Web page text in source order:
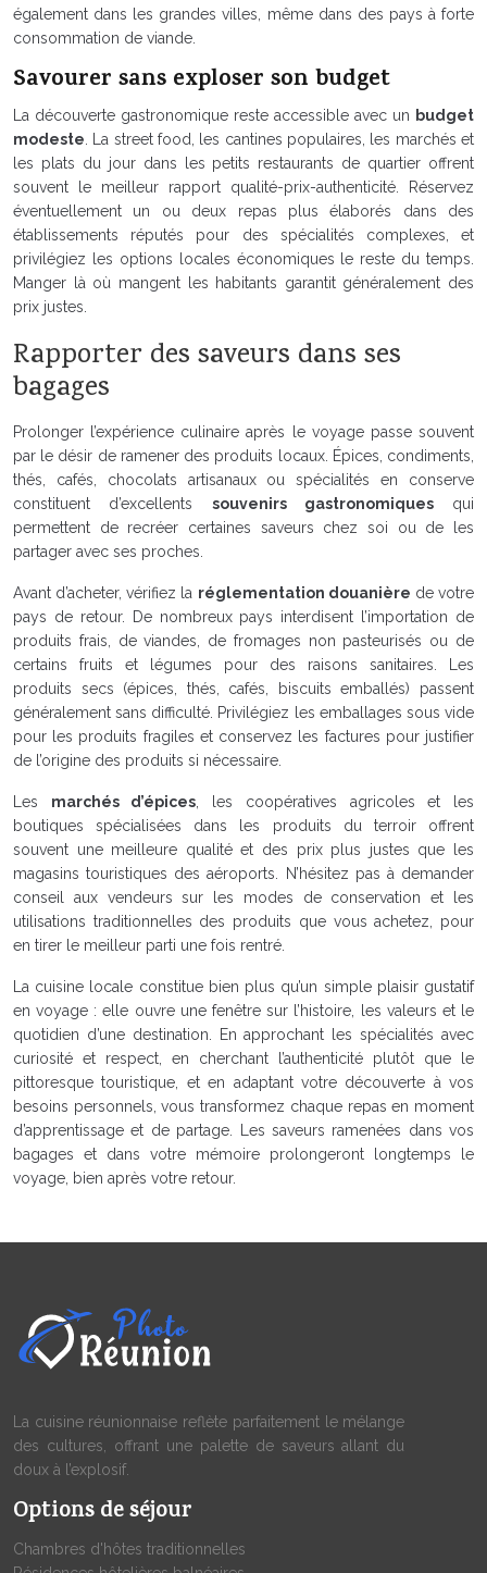
également dans les grandes villes, même dans des pays à forte
consommation de viande.
Savourer sans exploser son budget
La découverte gastronomique reste accessible avec un budget
modeste . La street food, les cantines populaires, les marchés et
les plats du jour dans les petits restaurants de quartier offrent
souvent le meilleur rapport qualité-prix-authenticité. Réservez
éventuellement un ou deux repas plus élaborés dans des
établissements réputés pour des spécialités complexes, et
privilégiez les options locales économiques le reste du temps.
Manger là où mangent les habitants garantit généralement des
prix justes.
Rapporter des saveurs dans ses
bagages
Prolonger l’expérience culinaire après le voyage passe souvent
par le désir de ramener des produits locaux. Épices, condiments,
thés, cafés, chocolats artisanaux ou spécialités en conserve
constituent d’excellents souvenirs gastronomiquesqui
permettent de recréer certaines saveurs chez soi ou de les
partager avec ses proches.
Avant d’acheter, vérifiez la réglementation douanière de votre
pays de retour. De nombreux pays interdisent l’importation de
produits frais, de viandes, de fromages non pasteurisés ou de
certains fruits et légumes pour des raisons sanitaires. Les
produits secs (épices, thés, cafés, biscuits emballés) passent
généralement sans difficulté. Privilégiez les emballages sous vide
pour les produits fragiles et conservez les factures pour justifier
de l’origine des produits si nécessaire.
Les marchés d’épices , les coopératives agricoles et les
boutiques spécialisées dans les produits du terroir offrent
souvent une meilleure qualité et des prix plus justes que les
magasins touristiques des aéroports. N’hésitez pas à demander
conseil aux vendeurs sur les modes de conservation et les
utilisations traditionnelles des produits que vous achetez, pour
en tirer le meilleur parti une fois rentré.
La cuisine locale constitue bien plus qu’un simple plaisir gustatif
en voyage : elle ouvre une fenêtre sur l’histoire, les valeurs et le
quotidien d’une destination. En approchant les spécialités avec
curiosité et respect, en cherchant l’authenticité plutôt que le
pittoresque touristique, et en adaptant votre découverte à vos
besoins personnels, vous transformez chaque repas en moment
d’apprentissage et de partage. Les saveurs ramenées dans vos
bagages et dans votre mémoire prolongeront longtemps le
voyage, bien après votre retour.
La cuisine réunionnaise reflète parfaitement le mélange
des cultures, offrant une palette de saveurs allant du
doux à l’explosif.
Options de séjour
Chambres d'hôtes traditionnelles